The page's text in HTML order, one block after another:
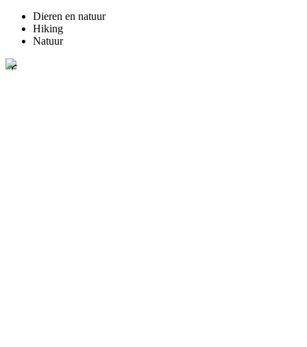
Dieren en natuur
Hiking
Natuur